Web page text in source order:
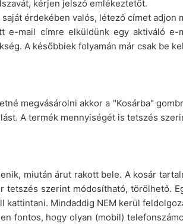
kérjen jelszó emlékeztetőt.
érdekében valós, létező címet
e-mail címre elküldünk egy aktiváló
A későbbiek folyamán már csak be
megvásárolni akkor a "Kosárba"
A termék mennyiségét is tetszés
miután árut rakott bele. A kosár
tetszés szerint módosítható, törölhető.
kattintani. Mindaddig NEM kerül
fontos, hogy olyan (mobil)